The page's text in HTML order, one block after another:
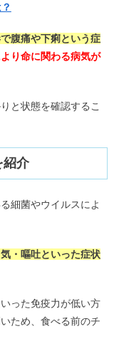
腹痛や下痢という症
り命に関わる病気が
と状態を確認するこ
紹介
細菌やウイルスによ
・嘔吐といった症状
った免疫力が低い方
ため、食べる前のチ